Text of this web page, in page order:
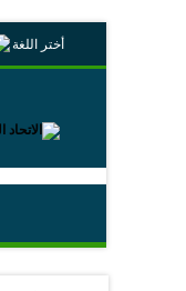
أختر اللغة